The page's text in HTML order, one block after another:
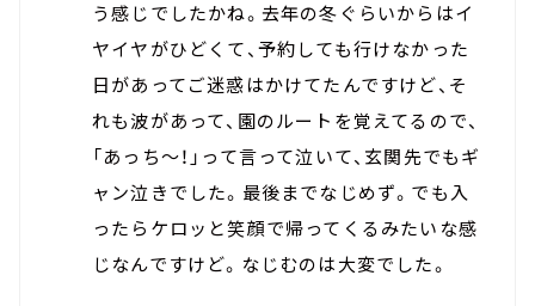
う感じでしたかね。去年の冬ぐらいからはイ
ヤイヤがひどくて、予約しても行けなかった
日があってご迷惑はかけてたんですけど、そ
れも波があって、園のルートを覚えてるので、
「あっち～！」って言って泣いて、玄関先でもギ
ャン泣きでした。最後までなじめず。でも入
ったらケロッと笑顔で帰ってくるみたいな感
じなんですけど。なじむのは大変でした。